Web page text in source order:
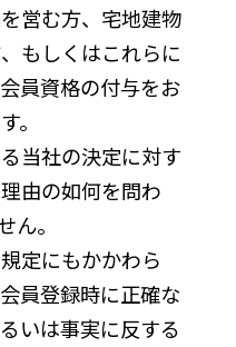
営む方、宅地建物
もしくはこれらに
員資格の付与をお
。
当社の決定に対す
由の如何を問わ
ん。
定にもかかわら
員登録時に正確な
いは事実に反する